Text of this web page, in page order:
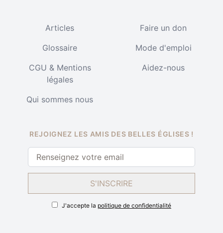
Articles
Faire un don
Glossaire
Mode d'emploi
CGU & Mentions
légales
Aidez-nous
Qui sommes nous
REJOIGNEZ LES AMIS DES BELLES ÉGLISES !
S'INSCRIRE
J'accepte la politique de confidentialité